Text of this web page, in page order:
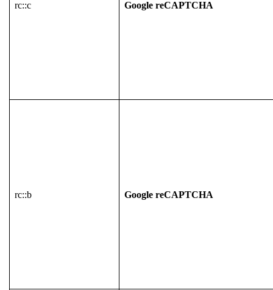
rc::c Google reCAPTCHA
rc::b Google reCAPTCHA